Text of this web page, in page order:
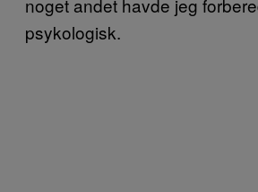
psykologisk.